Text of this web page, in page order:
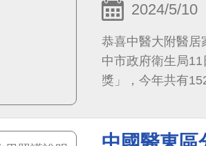
2024/5/10
恭喜中醫大附醫
中市政府衛生局
獎」，今年共有
的榮譽，是對我們
可。 臺中市是全